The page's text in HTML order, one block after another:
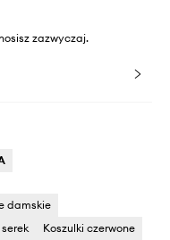
zazwyczaj.
damskie
Koszulki czerwone